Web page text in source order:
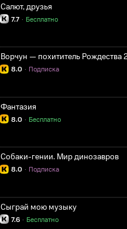
Салют, друзья
7.7 Бесплатно
·
Ворчун — похититель Рождества
8.0 Подписка
·
Фантазия
8.0 Бесплатно
·
Собаки-гении. Мир динозавров
8.0 Подписка
·
Сыграй мою музыку
7.6 Бесплатно
·